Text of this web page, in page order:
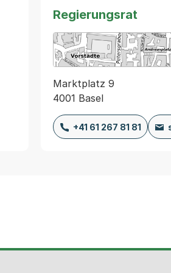
Regierungsrat
Marktplatz 9
4001 Basel
+41 61 267 81 81